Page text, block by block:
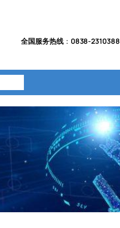
全国服务热线： 0838-2310388